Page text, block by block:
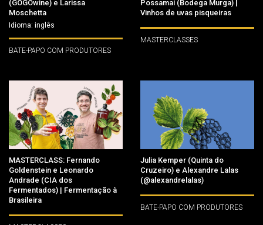
(GOGOwine) e Larissa
Moschetta
Idioma: inglês
BATE-PAPO COM PRODUTORES
Possamai (Bodega Murga) |
Vinhos de uvas pisqueiras
MASTERCLASSES
MASTERCLASS: Fernando
Goldenstein e Leonardo
Andrade (CIA dos
Fermentados) | Fermentação à
Brasileira
Julia Kemper (Quinta do
Cruzeiro) e Alexandre Lalas
(@alexandrelalas)
BATE-PAPO COM PRODUTORES